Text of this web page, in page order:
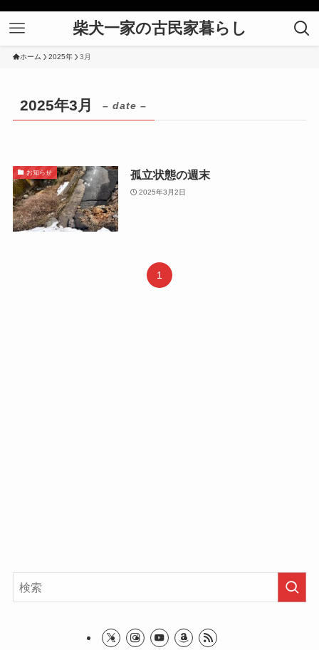
柴犬一家の古民家暮らし
ホーム 2025年 3月
2025年3月 – date –
お知らせ 孤立状態の週末
2025年3月2日
1